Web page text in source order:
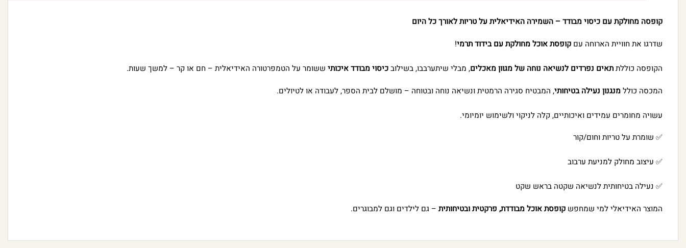
קופסה מחולקת עם כיסוי מבודד – השמירה האידיאלית על טריות לאורך כל היום
שדרגו את חוויית הארוחה עם קופסת אוכל מחולקת עם בידוד תרמי!
הקופסה כוללתתאים נפרדים לנשיאה נוחה של מגוון מאכלים, מבלי שיתערבבו, בשילובכיסוי מבודד איכותי ששומר על הטמפרטורה האידיאלית – חם או קר – למשך שעות.
המכסה כוללמנגנון נעילה בטיחותי, המבטיח סגירה הרמטית ונשיאה נוחה ובטוחה – מושלם לבית הספר, לעבודה או לטיולים.
עשויה מחומרים עמידים ואיכותיים, קלה לניקוי ולשימוש יומיומי.
✅ שומרת על טריות וחום/קור
✅ עיצוב מחולק למניעת ערבוב
✅ נעילה בטיחותית לנשיאה שקטה בראש שקט
המוצר האידיאלי למי שמחפש קופסת אוכל מבודדת, פרקטית ובטיחותית – גם לילדים וגם למבוגרים.